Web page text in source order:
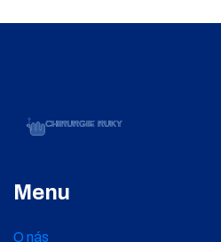
Menu
O nás